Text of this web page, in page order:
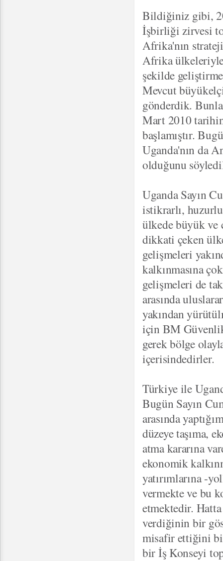
Bildiğiniz gibi,
İşbirliği zirvesi
Afrika'nın
Afrika
şekilde
Mevcut
gönderdik.
Mart 2010
başlamıştır.
Uganda'nın da
olduğunu
Uganda Sayın
istikrarlı,
ülkede büyük ve
dikkati çeken
gelişmeleri
kalkınmasına
gelişmeleri de
arasında
yakından
için BM
gerek bölge
içerisindedirler.
Türkiye ile
Bugün Sayın
arasında
düzeye taşıma,
atma kararına
ekonomik
yatırımlarına -
vermekte ve bu
etmektedir.
verdiğinin bir
misafir ettiğini
bir İş Konseyi